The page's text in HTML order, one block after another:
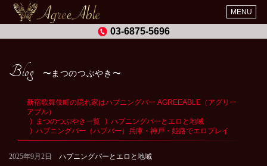
MENU
03-6875-5696
Blog まつのつぶやき
新宿歌舞伎町の隠れ家はハプニングバー AGREEABLE（アグリー
アブル）
まつのつぶやき一覧
ハプニングバーとエロと地域
ハプニングバー（ハプバー）兵庫・神戸・姫路でエロプレイ
2025年9月2日 ハプニングバーとエロと地域